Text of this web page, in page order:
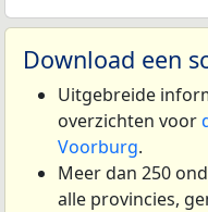
Download een
Uitgebreide
overzichten voor
Voorburg.
Meer dan 250
alle provincies,